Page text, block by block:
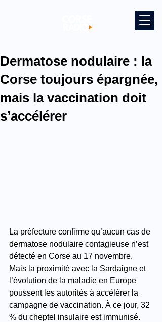
Dermatose nodulaire : la
Corse toujours épargnée,
mais la vaccination doit
s’accélérer
La préfecture confirme qu’aucun cas de
dermatose nodulaire contagieuse n’est
détecté en Corse au 17 novembre.
Mais la proximité avec la Sardaigne et
l’évolution de la maladie en Europe
poussent les autorités à accélérer la
campagne de vaccination. À ce jour, 32
% du cheptel insulaire est immunisé.